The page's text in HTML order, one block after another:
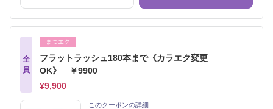
全
員
まつエク
フラットラッシュ180本まで《カラエク変更
OK》 ￥9900
¥9,900
このクーポンの詳細